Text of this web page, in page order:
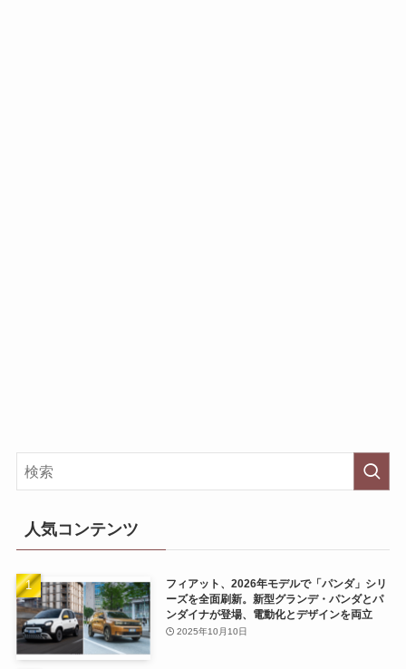
人気コンテンツ
フィアット、2026年モデルで「パンダ」シリ
ーズを全面刷新。新型グランデ・パンダとパ
ンダイナが登場、電動化とデザインを両立
2025年10月10日